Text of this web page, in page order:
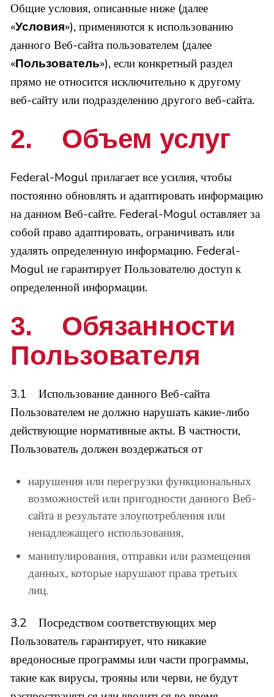
Общие условия, описанные ниже (далее
«Условия»), применяются к использованию
данного Веб-сайта пользователем (далее
«Пользователь»), если конкретный раздел
прямо не относится исключительно к другому
веб-сайту или подразделению другого веб-сайта.
2. Объем услуг
Federal-Mogul прилагает все усилия, чтобы
постоянно обновлять и адаптировать информацию
на данном Веб-сайте. Federal-Mogul оставляет за
собой право адаптировать, ограничивать или
удалять определенную информацию. Federal-
Mogul не гарантирует Пользователю доступ к
определенной информации.
3. Обязанности
Пользователя
3.1 Использование данного Веб-сайта
Пользователем не должно нарушать какие-либо
действующие нормативные акты. В частности,
Пользователь должен воздержаться от
нарушения или перегрузки функциональных
возможностей или пригодности данного Веб-
сайта в результате злоупотребления или
ненадлежащего использования,
манипулирования, отправки или размещения
данных, которые нарушают права третьих
лиц.
3.2 Посредством соответствующих мер
Пользователь гарантирует, что никакие
вредоносные программы или части программы,
такие как вирусы, трояны или черви, не будут